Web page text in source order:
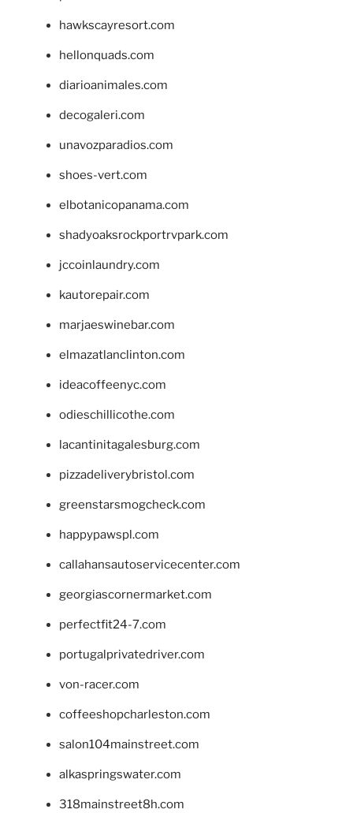
hawkscayresort.com
hellonquads.com
diarioanimales.com
decogaleri.com
unavozparadios.com
shoes-vert.com
elbotanicopanama.com
shadyoaksrockportrvpark.com
jccoinlaundry.com
kautorepair.com
marjaeswinebar.com
elmazatlanclinton.com
ideacoffeenyc.com
odieschillicothe.com
lacantinitagalesburg.com
pizzadeliverybristol.com
greenstarsmogcheck.com
happypawspl.com
callahansautoservicecenter.com
georgiascornermarket.com
perfectfit24-7.com
portugalprivatedriver.com
von-racer.com
coffeeshopcharleston.com
salon104mainstreet.com
alkaspringswater.com
318mainstreet8h.com